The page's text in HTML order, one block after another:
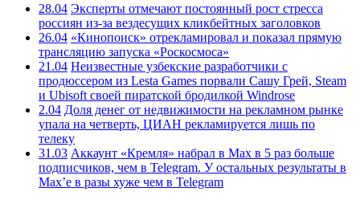
28.04 Эксперты отмечают постоянный рост стресса
россиян из-за вездесущих кликбейтных заголовков
26.04 «Кинопоиск» отрекламировал и показал прямую
трансляцию запуска «Роскосмоса»
21.04 Неизвестные узбекские разработчики с
продюссером из Lesta Games порвали Сашу Грей, Steam
и Ubisoft своей пиратской бродилкой Windrose
2.04 Доля денег от недвижимости на рекламном рынке
упала на четверть, ЦИАН рекламируется лишь по
телеку
31.03 Аккаунт «Кремля» набрал в Max в 5 раз больше
подписчиков, чем в Telegram. У остальных результаты в
Max’е в разы хуже чем в Telegram